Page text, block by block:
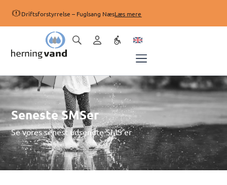
Driftsforstyrrelse – Fuglsang NæsLæs mere
Seneste SMSer
Se vores senest udsendte SMS’er